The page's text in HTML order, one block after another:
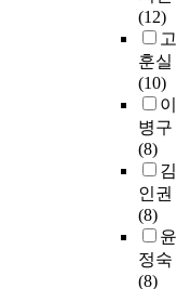
(12)
고
훈실
(10)
이
병구
(8)
김
인권
(8)
윤
정숙
(8)